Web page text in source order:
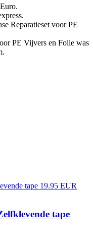
Reparatieset voor PE
PE Vijvers en Folie was
tape